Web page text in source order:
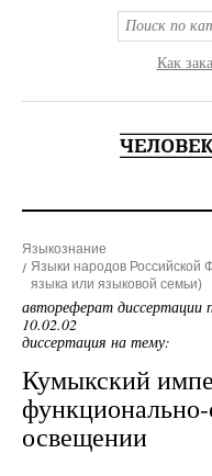
Как
Языкознание
Языки народов Российской
языка или языковой семьи)
автореферат диссертации
10.02.02
диссертация на тему:
Кумыкский
освещении